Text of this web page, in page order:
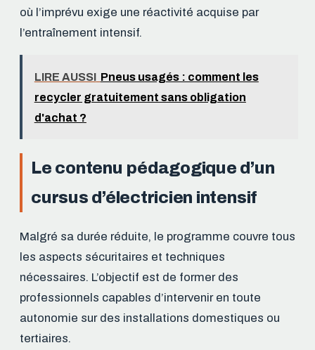
où l’imprévu exige une réactivité acquise par
l’entraînement intensif.
LIRE AUSSI Pneus usagés : comment les
recycler gratuitement sans obligation
d'achat ?
Le contenu pédagogique d’un
cursus d’électricien intensif
Malgré sa durée réduite, le programme couvre tous
les aspects sécuritaires et techniques
nécessaires. L’objectif est de former des
professionnels capables d’intervenir en toute
autonomie sur des installations domestiques ou
tertiaires.